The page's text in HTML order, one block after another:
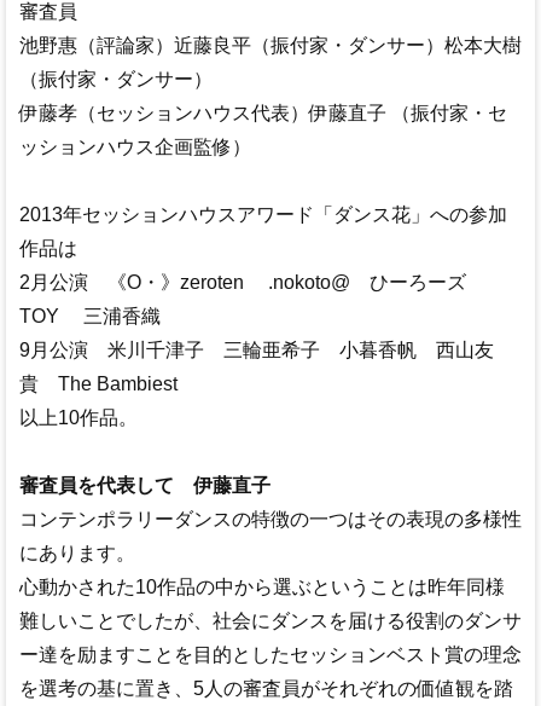
審査員
池野惠（評論家）近藤良平（振付家・ダンサー）松本大樹
（振付家・ダンサー）
伊藤孝（セッションハウス代表）伊藤直子 （振付家・セ
ッションハウス企画監修）
2013年セッションハウスアワード「ダンス花」への参加
作品は
2月公演 《O・》zeroten .nokoto@ ひーろーズ
TOY 三浦香織
9月公演 米川千津子 三輪亜希子 小暮香帆 西山友
貴 The Bambiest
以上10作品。
審査員を代表して 伊藤直子
コンテンポラリーダンスの特徴の一つはその表現の多様性
にあります。
心動かされた10作品の中から選ぶということは昨年同様
難しいことでしたが、社会にダンスを届ける役割のダンサ
ー達を励ますことを目的としたセッションベスト賞の理念
を選考の基に置き、5人の審査員がそれぞれの価値観を踏